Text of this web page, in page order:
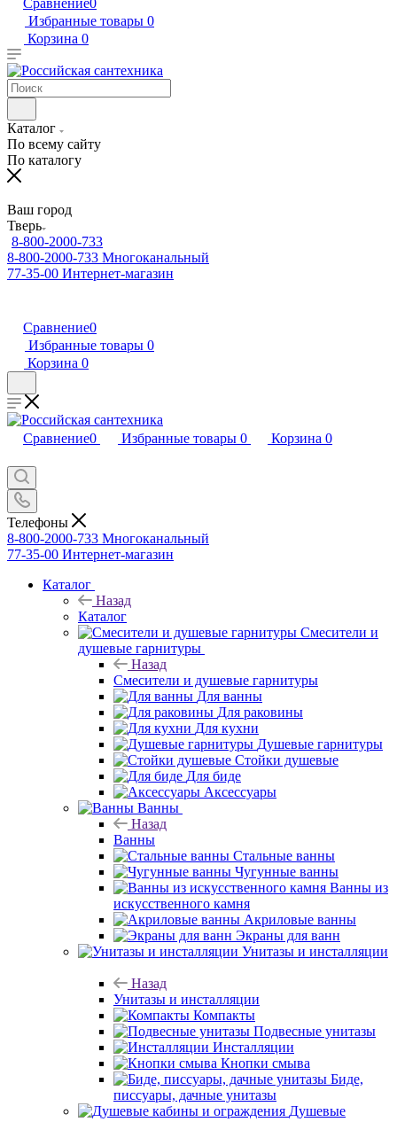
Сравнение0
Избранные товары 0
Корзина 0
Каталог
По всему сайту
По каталогу
Ваш город
Тверь
8-800-2000-733
8-800-2000-733 Многоканальный
77-35-00 Интернет-магазин
Сравнение0
Избранные товары 0
Корзина 0
Сравнение0 Избранные товары 0 Корзина 0
Телефоны
8-800-2000-733 Многоканальный
77-35-00 Интернет-магазин
Каталог
Назад
Каталог
Смесители и
душевые гарнитуры
Назад
Смесители и душевые гарнитуры
Для ванны
Для раковины
Для кухни
Душевые гарнитуры
Стойки душевые
Для биде
Аксессуары
Ванны
Назад
Ванны
Стальные ванны
Чугунные ванны
Ванны из
искусственного камня
Акриловые ванны
Экраны для ванн
Унитазы и инсталляции
Назад
Унитазы и инсталляции
Компакты
Подвесные унитазы
Инсталляции
Кнопки смыва
Биде,
писсуары, дачные унитазы
Душевые